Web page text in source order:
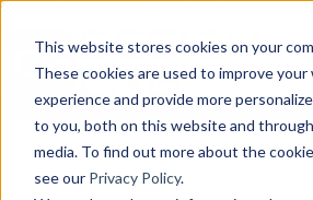
This website stores cookies on your
These cookies are used to improve
experience and provide more
to you, both on this website and
media. To find out more about the
see our Privacy Policy.